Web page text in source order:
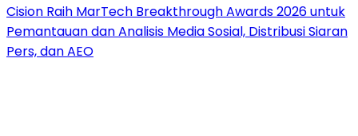
Cision Raih MarTech Breakthrough Awards 2026 untuk
Pemantauan dan Analisis Media Sosial, Distribusi Siaran
Pers, dan AEO